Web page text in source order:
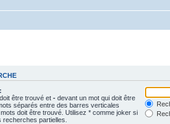
être trouvé et - devant un mot qui doit être
séparés entre des barres verticales
doit être trouvé. Utilisez * comme joker si
partielles.